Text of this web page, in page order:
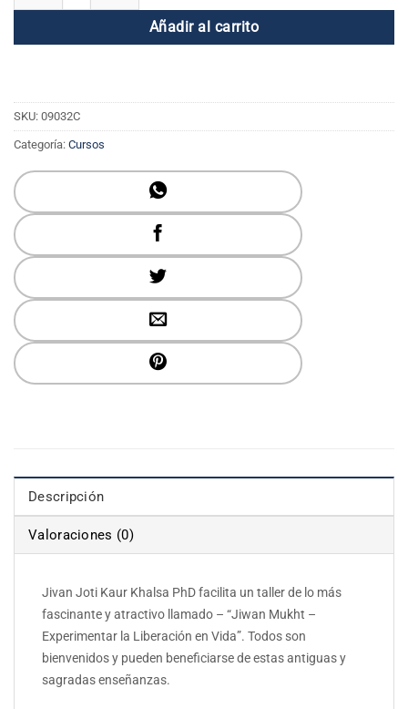
Añadir al carrito
SKU: 09032C
Categoría: Cursos
Descripción
Valoraciones (0)
Jivan Joti Kaur Khalsa PhD facilita un taller de lo más
fascinante y atractivo llamado – “Jiwan Mukht –
Experimentar la Liberación en Vida”. Todos son
bienvenidos y pueden beneficiarse de estas antiguas y
sagradas enseñanzas.